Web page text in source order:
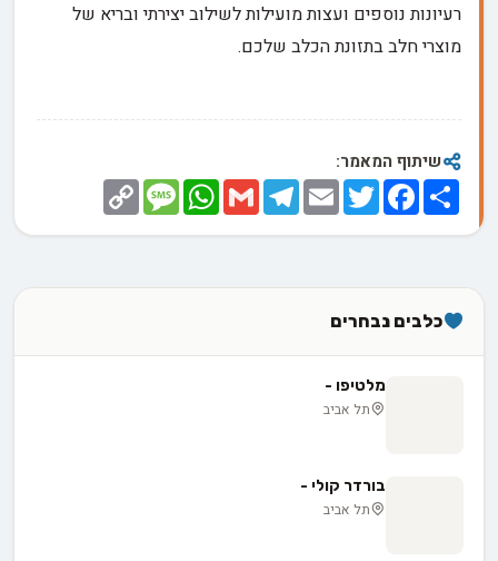
רעיונות נוספים ועצות מועילות לשילוב יצירתי ובריא של
מוצרי חלב בתזונת הכלב שלכם.
שיתוף המאמר:
Share
Facebook
Twitter
Email
Telegram
Gmail
WhatsApp
Message
Copy
Link
כלבים נבחרים
מלטיפו -
תל אביב
בורדר קולי -
תל אביב